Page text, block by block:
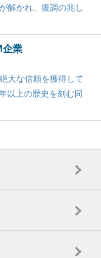
解かれ、復調の兆し
企業
大な信頼を獲得して
以上の歴史を刻む同